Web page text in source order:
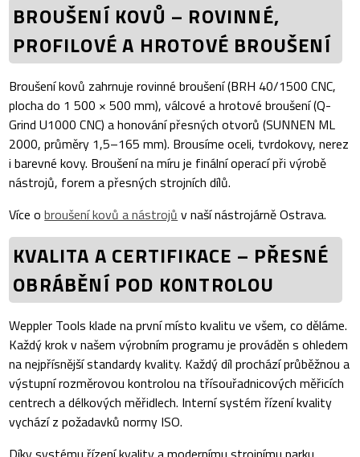
BROUŠENÍ KOVŮ – ROVINNÉ,
PROFILOVÉ A HROTOVÉ BROUŠENÍ
Broušení kovů zahrnuje rovinné broušení (BRH 40/1500 CNC,
plocha do 1 500 × 500 mm), válcové a hrotové broušení (Q-
Grind U1000 CNC) a honování přesných otvorů (SUNNEN ML
2000, průměry 1,5–165 mm). Brousíme oceli, tvrdokovy, nerez
i barevné kovy. Broušení na míru je finální operací při výrobě
nástrojů, forem a přesných strojních dílů.
Více obroušení kovů a nástrojů v naší nástrojárně Ostrava.
KVALITA A CERTIFIKACE – PŘESNÉ
OBRÁBĚNÍ POD KONTROLOU
Weppler Tools klade na první místo kvalitu ve všem, co děláme.
Každý krok v našem výrobním programu je prováděn s ohledem
na nejpřísnější standardy kvality. Každý díl prochází průběžnou a
výstupní rozměrovou kontrolou na třísouřadnicových měřicích
centrech a délkových měřidlech. Interní systém řízení kvality
vychází z požadavků normy ISO.